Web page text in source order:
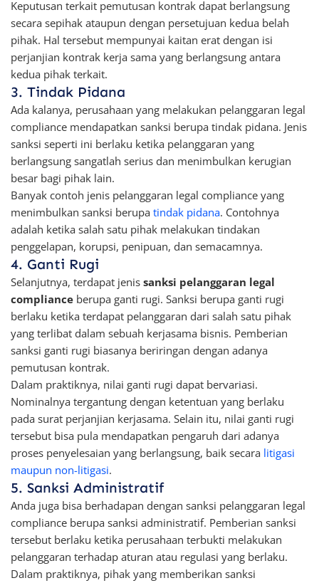
Keputusan terkait pemutusan kontrak dapat berlangsung
secara sepihak ataupun dengan persetujuan kedua belah
pihak. Hal tersebut mempunyai kaitan erat dengan isi
perjanjian kontrak kerja sama yang berlangsung antara
kedua pihak terkait.
3. Tindak Pidana
Ada kalanya, perusahaan yang melakukan pelanggaran legal
compliance mendapatkan sanksi berupa tindak pidana. Jenis
sanksi seperti ini berlaku ketika pelanggaran yang
berlangsung sangatlah serius dan menimbulkan kerugian
besar bagi pihak lain.
Banyak contoh jenis pelanggaran legal compliance yang
menimbulkan sanksi berupa tindak pidana. Contohnya
adalah ketika salah satu pihak melakukan tindakan
penggelapan, korupsi, penipuan, dan semacamnya.
4. Ganti Rugi
Selanjutnya, terdapat jenis sanksi pelanggaran legal
complianceberupa ganti rugi. Sanksi berupa ganti rugi
berlaku ketika terdapat pelanggaran dari salah satu pihak
yang terlibat dalam sebuah kerjasama bisnis. Pemberian
sanksi ganti rugi biasanya beriringan dengan adanya
pemutusan kontrak.
Dalam praktiknya, nilai ganti rugi dapat bervariasi.
Nominalnya tergantung dengan ketentuan yang berlaku
pada surat perjanjian kerjasama. Selain itu, nilai ganti rugi
tersebut bisa pula mendapatkan pengaruh dari adanya
proses penyelesaian yang berlangsung, baik secara litigasi
maupun non-litigasi.
5. Sanksi Administratif
Anda juga bisa berhadapan dengan sanksi pelanggaran legal
compliance berupa sanksi administratif. Pemberian sanksi
tersebut berlaku ketika perusahaan terbukti melakukan
pelanggaran terhadap aturan atau regulasi yang berlaku.
Dalam praktiknya, pihak yang memberikan sanksi